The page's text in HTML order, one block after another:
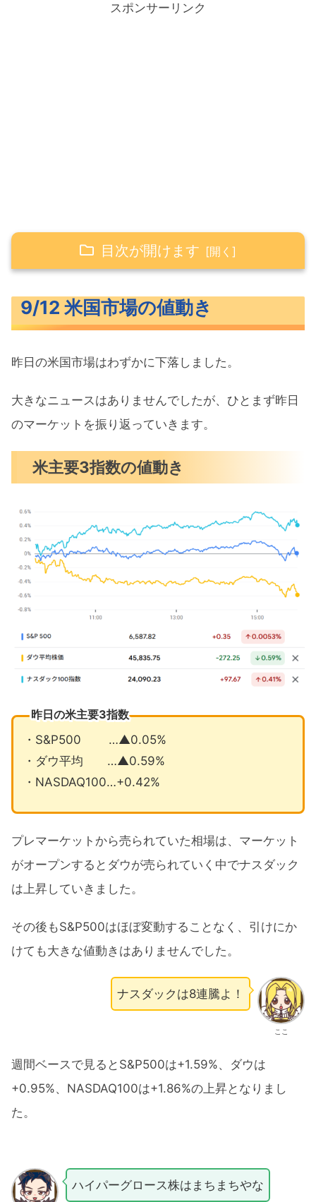
スポンサーリンク
目次が開けます
米主要3指数の値動き
S&P500ヒートマップ
セクター別パフォーマンス
S&P500チャート分析
米国市場のトピックス
消費者マインド指数は5月以来の低水準
OpenAIとエヌビディアが英国にデータ
センター計画
ブラックロック幹部が次期FRB議長候
補に
9月の注目イベントについて
まとめ
9/12 米国市場の値動き
昨日の米国市場はわずかに下落しました。
大きなニュースはありませんでしたが、ひとまず昨日
のマーケットを振り返っていきます。
米主要3指数の値動き
昨日の米主要3指数
・S&P500 …▲0.05%
・ダウ平均 …▲0.59%
・NASDAQ100…+0.42%
プレマーケットから売られていた相場は、マーケット
がオープンするとダウが売られていく中でナスダック
は上昇していきました。
その後もS&P500はほぼ変動することなく、引けにか
けても大きな値動きはありませんでした。
ここ
ナスダックは8連騰よ！
週間ベースで見るとS&P500は+1.59%、ダウは
+0.95%、NASDAQ100は+1.86%の上昇となりまし
た。
ハイパーグロース株はまちまちやな